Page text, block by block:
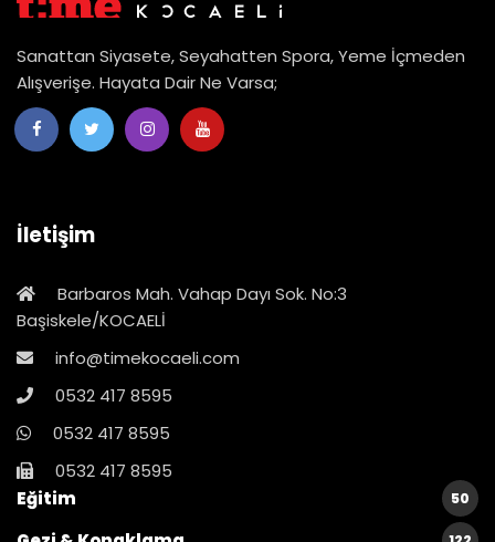
Sanattan Siyasete, Seyahatten Spora, Yeme İçmeden
Alışverişe. Hayata Dair Ne Varsa;
İletişim
Barbaros Mah. Vahap Dayı Sok. No:3
Başiskele/KOCAELİ
info@timekocaeli.com
0532 417 8595
0532 417 8595
0532 417 8595
Eğitim
50